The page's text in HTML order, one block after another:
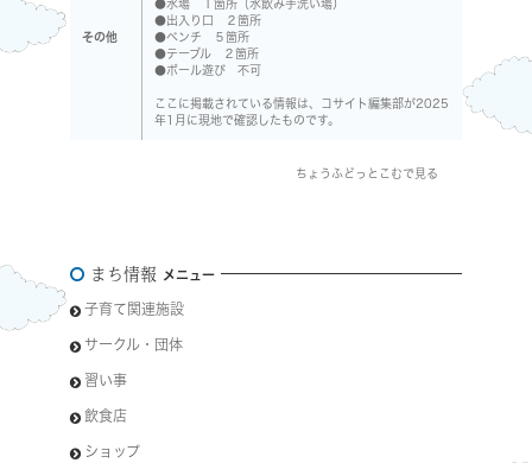
その他
●水場 １箇所（水飲み手洗い場）
●出入り口 ２箇所
●ベンチ ５箇所
●テーブル ２箇所
●ボール遊び 不可
ここに掲載されている情報は、コサイト編集部が2025
年1月に現地で確認したものです。
ちょうふどっとこむで見る
まち情報 メニュー
子育て関連施設
サークル・団体
習い事
飲食店
ショップ